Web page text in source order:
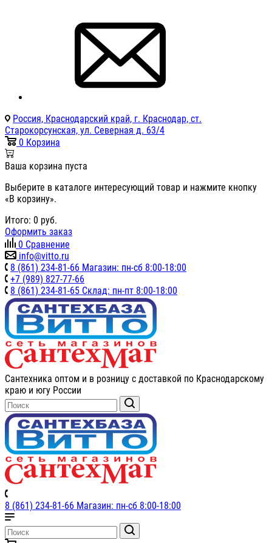
Россия, Краснодарский край, г. Краснодар, ст.
Старокорсунская, ул. Северная д. 63/4
0 Корзина
Ваша корзина пуста
Выберите в каталоге интересующий товар и нажмите кнопку
«В корзину».
Итого: 0 руб.
Оформить заказ
0 Сравнение
info@vitto.ru
8 (861) 234-81-66 Магазин: пн-сб 8:00-18:00
+7 (989) 827-77-66
8 (861) 234-81-65 Склад: пн-пт 8:00-18:00
Сантехника оптом и в розницу с доставкой по Краснодарскому
краю и югу России
8 (861) 234-81-66 Магазин: пн-сб 8:00-18:00